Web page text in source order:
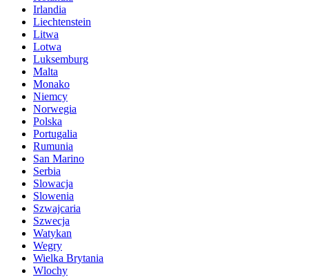
Irlandia
Liechtenstein
Litwa
Lotwa
Luksemburg
Malta
Monako
Niemcy
Norwegia
Polska
Portugalia
Rumunia
San Marino
Serbia
Slowacja
Slowenia
Szwajcaria
Szwecja
Watykan
Wegry
Wielka Brytania
Wlochy